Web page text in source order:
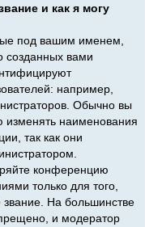
и как я могу
под вашим именем,
созданных вами
например,
Обычно вы
наименования
так как они
конференцию
только для того,
звание. На большинстве
и модератор